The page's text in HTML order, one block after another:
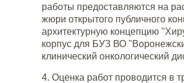
работы предоставляются на
жюри открытого публичного
архитектурную концепцию
корпус для БУЗ ВО
клинический онкологический
4. Оценка работ проводится в